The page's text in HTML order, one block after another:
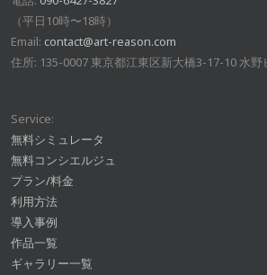
（平日10時〜18時）
Email: contact@art-reason.com
住所: 135-0007 東京都江東区新大橋3-17-10 水野
Service:
無料シミュレータ
無料コンシエルジュ
プラン/料金
利用方法
導入事例
作品一覧
ギャラリー一覧